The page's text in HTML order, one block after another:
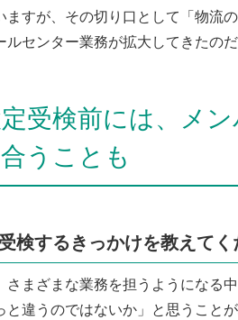
ますが、その切り口として「物流
ルセンター業務が拡大してきたの
受検前には、メ
うことも
検するきっかけを教えてく
まざまな業務を担うようになる
と違うのではないか」と思うこと